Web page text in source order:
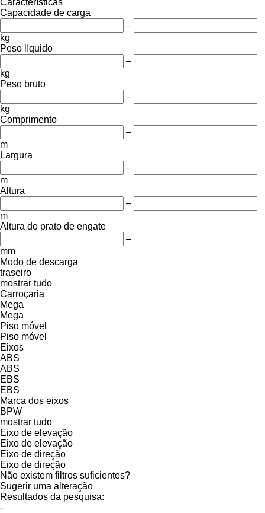
Capacidade de carga
–
kg
Peso líquido
–
kg
Peso bruto
–
kg
Comprimento
–
m
Largura
–
m
Altura
–
m
Altura do prato de engate
–
mm
Modo de descarga
traseiro
mostrar tudo
Carroçaria
Mega
Mega
Piso móvel
Piso móvel
Eixos
ABS
ABS
EBS
EBS
Marca dos eixos
BPW
mostrar tudo
Eixo de elevação
Eixo de elevação
Eixo de direção
Eixo de direção
Não existem filtros suficientes?
Sugerir uma alteração
Resultados da pesquisa:
-